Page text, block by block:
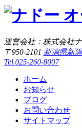
運営会社：株式会社
〒950-2101 新潟県新
Tel.025-260-8007
ホーム
お知らせ
ブログ
お問い合わせ
サイトマップ